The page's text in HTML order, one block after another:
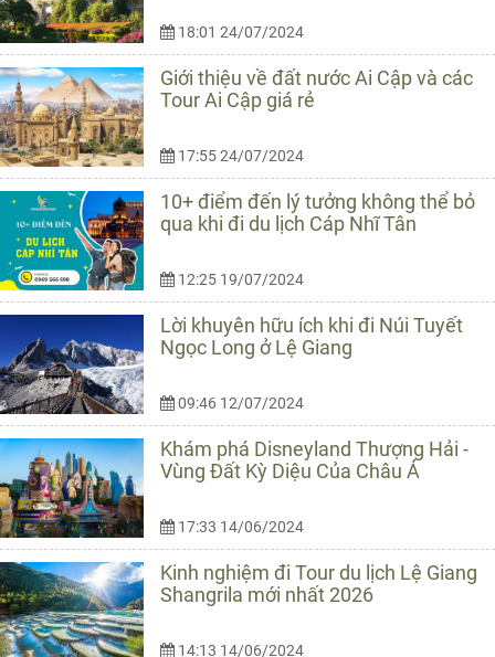
18:01 24/07/2024
Giới thiệu về đất nước Ai Cập và các
Tour Ai Cập giá rẻ
17:55 24/07/2024
10+ điểm đến lý tưởng không thể bỏ
qua khi đi du lịch Cáp Nhĩ Tân
12:25 19/07/2024
Lời khuyên hữu ích khi đi Núi Tuyết
Ngọc Long ở Lệ Giang
09:46 12/07/2024
Khám phá Disneyland Thượng Hải -
Vùng Đất Kỳ Diệu Của Châu Á
17:33 14/06/2024
Kinh nghiệm đi Tour du lịch Lệ Giang
Shangrila mới nhất 2026
14:13 14/06/2024